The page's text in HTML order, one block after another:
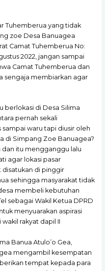
Tuhemberua yang tidak
zoe Desa Banuagea
Camat Tuhemberua No:
2022, jangan sampai
Camat Tuhemberua dan
sengaja membiarkan agar
berlokasi di Desa Silima
pernah sekali
waru tapi diusir oleh
di Simpang Zoe Banuagea?
dan itu mengganggu lalu
agar lokasi pasar
di pinggir
sehingga masyarakat tidak
membeli kebutuhan
sebagai Wakil Ketua DPRD
menyuarakan aspirasi
rakyat dapil II
Banua Atulo’o Gea,
mengambil kesempatan
tempat kepada para